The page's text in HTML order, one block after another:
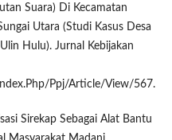
Suara) Di Kecamatan
Utara (Studi Kasus Desa
Hulu). Jurnal Kebijakan
Ppj/Article/View/567.
Sirekap Sebagai Alat Bantu